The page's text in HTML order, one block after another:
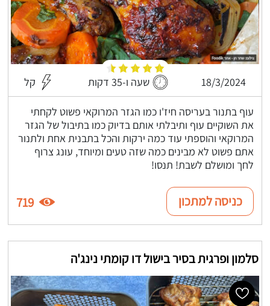
18/3/2024 שעה ו-35 דקות קל
עוף בתנור בעריסה חיז'ו כמו הגזר המרוקאי פשוט לקחתי
את השוקיים עוף ותיבלתי אותם בדיוק כמו בתיבול של הגזר
המרוקאי והוספתי עוד כמה ירקות והכל בתבנית אחת ולתנור
אתם פשוט לא מבינים כמה שזה טעים ומיוחד, עונג צרוף
לחך ומושלם לשבת! תנסו!
כניסה למתכון 719
סלמון ופרגית בסיר בישול דו קומתי נינג'ה